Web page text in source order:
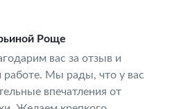
Роще
вас за отзыв и
работе. Мы рады, что у вас
впечатления от